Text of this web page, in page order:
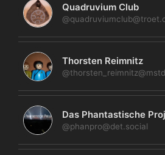
Quadruvium Club
Thorsten Reimnitz
Das Phantastische
@phanpro@det.social